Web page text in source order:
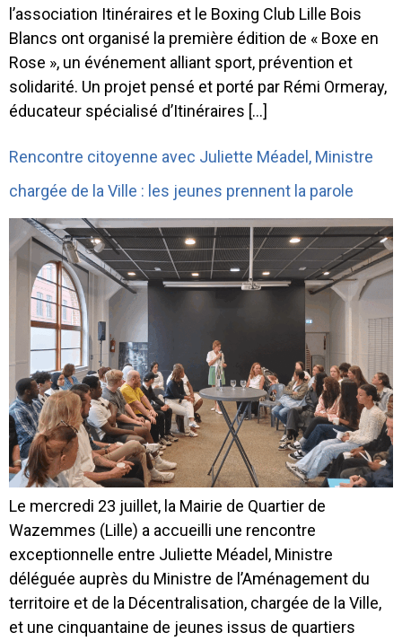
l’association Itinéraires et le Boxing Club Lille Bois
Blancs ont organisé la première édition de « Boxe en
Rose », un événement alliant sport, prévention et
solidarité. Un projet pensé et porté par Rémi Ormeray,
éducateur spécialisé d’Itinéraires […]
Rencontre citoyenne avec Juliette Méadel, Ministre
chargée de la Ville : les jeunes prennent la parole
Le mercredi 23 juillet, la Mairie de Quartier de
Wazemmes (Lille) a accueilli une rencontre
exceptionnelle entre Juliette Méadel, Ministre
déléguée auprès du Ministre de l’Aménagement du
territoire et de la Décentralisation, chargée de la Ville,
et une cinquantaine de jeunes issus de quartiers